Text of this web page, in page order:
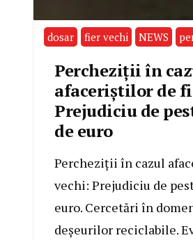
dosar fier vechi NEWS
Percheziții în
afaceriștilor de
Prejudiciu de
de euro
Percheziții în cazul
vechi: Prejudiciu de
euro. Cercetări în
deșeurilor reciclabile.